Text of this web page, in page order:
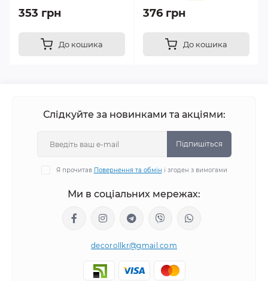
353 грн
До кошика
376 грн
До кошика
Слідкуйте за новинками та акціями:
Підпишіться
Я прочитав Повернення та обмін і згоден з вимогами
Ми в соціальних мережах:
decorollkr@gmail.com